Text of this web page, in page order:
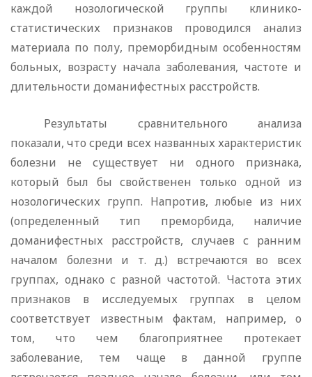
каждой нозологической группы клинико-
статистических признаков проводился анализ
материала по полу, преморбидным особенностям
больных, возрасту начала заболевания, частоте и
длительности доманифестных расстройств.
Результаты сравнительного анализа
показали, что среди всех названных характеристик
болезни не существует ни од­ного признака,
который был бы свойственен только одной из
нозологических групп. Напротив, любые из них
(определен­ный тип преморбида, наличие
доманифестных расстройств, случаев с ранним
началом болезни и т. д.) встречаются во всех
группах, однако с разной частотой. Частота этих
призна­ков в исследуемых группах в целом
соответствует известным фактам, например, о
том, что чем благоприятнее протекает
заболевание, тем чаще в данной группе